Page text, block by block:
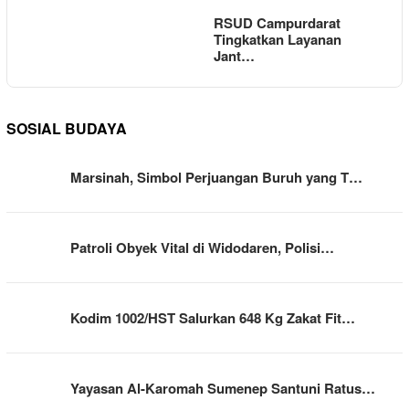
RSUD Campurdarat
Tingkatkan Layanan
Jant…
SOSIAL BUDAYA
Marsinah, Simbol Perjuangan Buruh yang T…
Patroli Obyek Vital di Widodaren, Polisi…
Kodim 1002/HST Salurkan 648 Kg Zakat Fit…
Yayasan Al-Karomah Sumenep Santuni Ratus…